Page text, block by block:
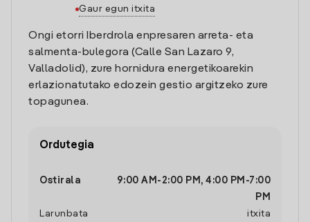
Gaur egun itxita
Ongi etorri Iberdrola enpresaren arreta- eta
salmenta-bulegora (Calle San Lazaro 9,
Valladolid), zure hornidura energetikoarekin
erlazionatutako edozein gestio argitzeko zure
topagunea.
Ordutegia
Ostirala 9:00 AM - 2:00 PM , 4:00 PM -7:00
PM
Larunbata
itxita